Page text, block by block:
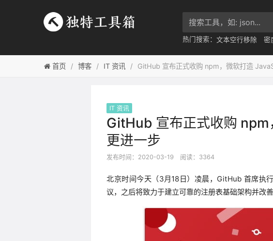
热门搜索： 文本空行移除 密
首页 博客 IT 资讯 GitHub 宣布正式收购 npm，微软打造
IT 资讯
GitHub 宣布正式收购
更进一步
发布时间：2020-03-19 阅读：3364
北京时间今天（3月18日）凌晨，GitHub 首席执
议，之后将致力于建立可靠的注册表基础架构并改